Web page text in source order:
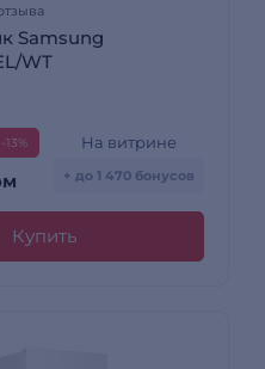
Samsung
WT
-13% На витрине
+ до 1 470 бонусов
Купить